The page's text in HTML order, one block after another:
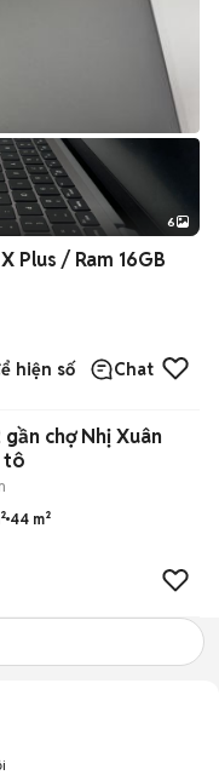
+2
6
Plus / Ram 16GB
hiện số Chat
chợ Nhị Xuân
tô
44 m²